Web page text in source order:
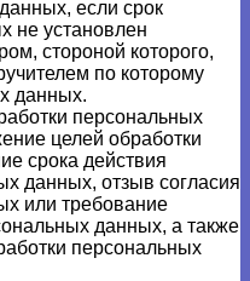
если срок
не установлен
стороной которого,
по которому
данных.
персональных
целей обработки
срока действия
данных, отзыв согласия
или требование
данных, а также
персональных